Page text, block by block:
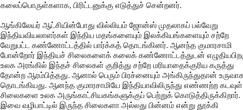
கலைப்பொருள்களாக, பிரிட்டனுக்கு எடுத்துச் சென்றனர்.
ஆங்கிலேயர் ஆட்சியின்போது வில்லியம் ஜோன்ஸ் முதலாகப் பல்வேறு
இந்தியவியலாளர்கள் இந்திய மதங்களையும் இலக்கியங்களையும் சற்றே
வேறுபட்ட கண்ணோட்டத்தில் பார்க்கத் தொடங்கினர். ஆனந்த குமாரசாமி
போன்றோர் இந்தியச் சிலைகளைக் கலைக் கண்ணோட்டத்துடன்
உலக அரங்கில் இந்தச் சிலைகள் குறித்து சற்றே மரியாதைக்குரிய கருத்து
தோன்ற ஆரம்பித்தது. ஆனால் பெரும் பிரச்னையும் அங்கிருந்துதான்
தொடங்கியது. ஆனந்த குமாரசாமியே இந்தியாவிலிருந்து எண்ணற்ற கடவுள்
சிலைகளை உலக அருங்காட்சியகங்களுக்குப் பெற்றுக் கொடுத்திருக்கிறார்.
இவை வழிபாட்டில் இருந்த சிலைகளா அல்லது பின்னம் என்று தூக்கி